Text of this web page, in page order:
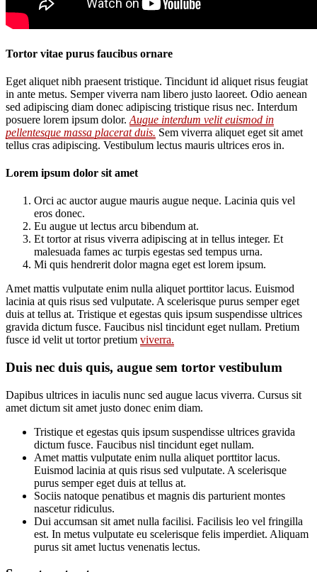
Tortor vitae purus faucibus ornare
Eget aliquet nibh praesent tristique. Tincidunt id aliquet risus feugiat
in ante metus. Semper viverra nam libero justo laoreet. Odio aenean
sed adipiscing diam donec adipiscing tristique risus nec. Interdum
posuere lorem ipsum dolor. Augue interdum velit euismod in
pellentesque massa placerat duis. Sem viverra aliquet eget sit amet
tellus cras adipiscing. Vestibulum lectus mauris ultrices eros in.
Lorem ipsum dolor sit amet
Orci ac auctor augue mauris augue neque. Lacinia quis vel
eros donec.
Eu augue ut lectus arcu bibendum at.
Et tortor at risus viverra adipiscing at in tellus integer. Et
malesuada fames ac turpis egestas sed tempus urna.
Mi quis hendrerit dolor magna eget est lorem ipsum.
Amet mattis vulputate enim nulla aliquet porttitor lacus. Euismod
lacinia at quis risus sed vulputate. A scelerisque purus semper eget
duis at tellus at. Tristique et egestas quis ipsum suspendisse ultrices
gravida dictum fusce. Faucibus nisl tincidunt eget nullam. Pretium
fusce id velit ut tortor pretium viverra.
Duis nec duis quis, augue sem tortor vestibulum
Dapibus ultrices in iaculis nunc sed augue lacus viverra. Cursus sit
amet dictum sit amet justo donec enim diam.
Tristique et egestas quis ipsum suspendisse ultrices gravida
dictum fusce. Faucibus nisl tincidunt eget nullam.
Amet mattis vulputate enim nulla aliquet porttitor lacus.
Euismod lacinia at quis risus sed vulputate. A scelerisque
purus semper eget duis at tellus at.
Sociis natoque penatibus et magnis dis parturient montes
nascetur ridiculus.
Dui accumsan sit amet nulla facilisi. Facilisis leo vel fringilla
est. In metus vulputate eu scelerisque felis imperdiet. Aliquam
purus sit amet luctus venenatis lectus.